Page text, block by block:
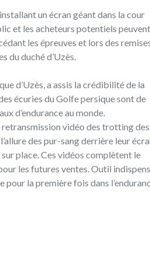
un écran géant dans la cour
et les acheteurs potentiels peuvent
les épreuves et lors des
du duché d’Uzès.
d’Uzès, a assis la crédibilité de la
écuries du Golfe persique sont de
d’endurance au monde.
retransmission vidéo des trotting
des pur-sang derrière leur
place. Ces vidéos complètent le
les futures ventes. Outil
la première fois dans